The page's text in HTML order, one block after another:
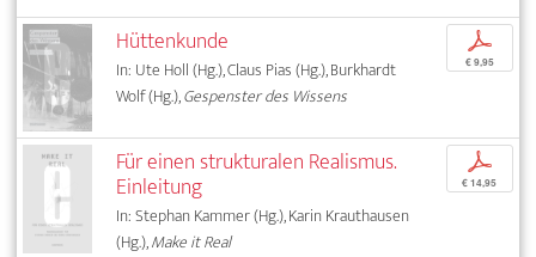
Hüttenkunde
In: Ute Holl (Hg.), Claus Pias (Hg.), Burkhardt
Wolf (Hg.),Gespenster des Wissens
p
€ 9,95
Für einen strukturalen Realismus.
Einleitung
In: Stephan Kammer (Hg.), Karin Krauthausen
(Hg.),Make it Real
p
€ 14,95